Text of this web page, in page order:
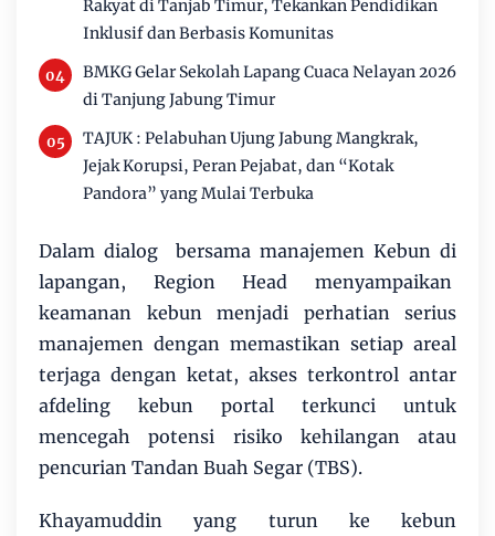
Rakyat di Tanjab Timur, Tekankan Pendidikan
Inklusif dan Berbasis Komunitas
BMKG Gelar Sekolah Lapang Cuaca Nelayan 2026
di Tanjung Jabung Timur
TAJUK : Pelabuhan Ujung Jabung Mangkrak,
Jejak Korupsi, Peran Pejabat, dan “Kotak
Pandora” yang Mulai Terbuka
Dalam dialog bersama manajemen Kebun di
lapangan, Region Head menyampaikan
keamanan kebun menjadi perhatian serius
manajemen dengan memastikan setiap areal
terjaga dengan ketat, akses terkontrol antar
afdeling kebun portal terkunci untuk
mencegah potensi risiko kehilangan atau
pencurian Tandan Buah Segar (TBS).
Khayamuddin yang turun ke kebun